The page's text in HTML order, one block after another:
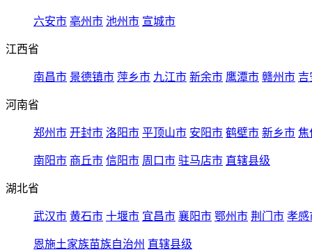
六安市 亳州市 池州市 宣城市
江西省
南昌市 景德镇市 萍乡市 九江市 新余市 鹰潭市 赣州市 吉
河南省
郑州市 开封市 洛阳市 平顶山市 安阳市 鹤壁市 新乡市 焦
南阳市 商丘市 信阳市 周口市 驻马店市 直辖县级
湖北省
武汉市 黄石市 十堰市 宜昌市 襄阳市 鄂州市 荆门市 孝感
恩施土家族苗族自治州 直辖县级